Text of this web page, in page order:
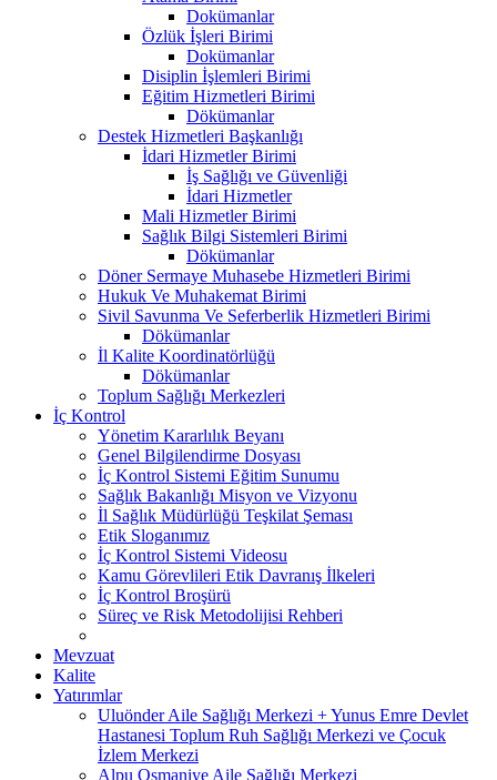
Dokümanlar
Özlük İşleri Birimi
Dokümanlar
Disiplin İşlemleri Birimi
Eğitim Hizmetleri Birimi
Dökümanlar
Destek Hizmetleri Başkanlığı
İdari Hizmetler Birimi
İş Sağlığı ve Güvenliği
İdari Hizmetler
Mali Hizmetler Birimi
Sağlık Bilgi Sistemleri Birimi
Dökümanlar
Döner Sermaye Muhasebe Hizmetleri Birimi
Hukuk Ve Muhakemat Birimi
Sivil Savunma Ve Seferberlik Hizmetleri Birimi
Dökümanlar
İl Kalite Koordinatörlüğü
Dökümanlar
Toplum Sağlığı Merkezleri
İç Kontrol
Yönetim Kararlılık Beyanı
Genel Bilgilendirme Dosyası
İç Kontrol Sistemi Eğitim Sunumu
Sağlık Bakanlığı Misyon ve Vizyonu
İl Sağlık Müdürlüğü Teşkilat Şeması
Etik Sloganımız
İç Kontrol Sistemi Videosu
Kamu Görevlileri Etik Davranış İlkeleri
İç Kontrol Broşürü
Süreç ve Risk Metodolijisi Rehberi
Mevzuat
Kalite
Yatırımlar
Uluönder Aile Sağlığı Merkezi + Yunus Emre Devlet
Hastanesi Toplum Ruh Sağlığı Merkezi ve Çocuk
İzlem Merkezi
Alpu Osmaniye Aile Sağlığı Merkezi